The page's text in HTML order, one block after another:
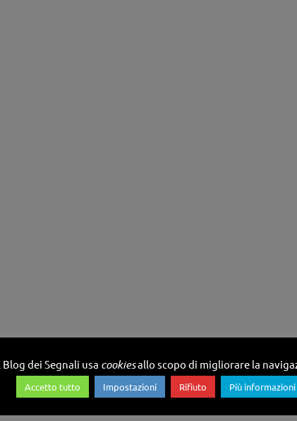
Blog dei Segnali usa cookiesallo scopo di migliorare la
Accetto tutto Impostazioni Rifiuto Più informazioni